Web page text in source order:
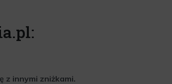
z innymi zniżkami.